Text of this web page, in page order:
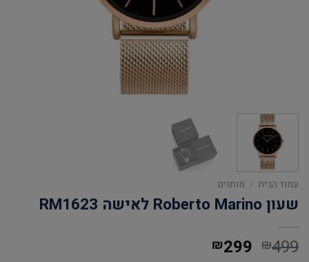
עמוד הבית / מותגים
שעון Roberto Marino לאישה RM1623
₪499
₪299